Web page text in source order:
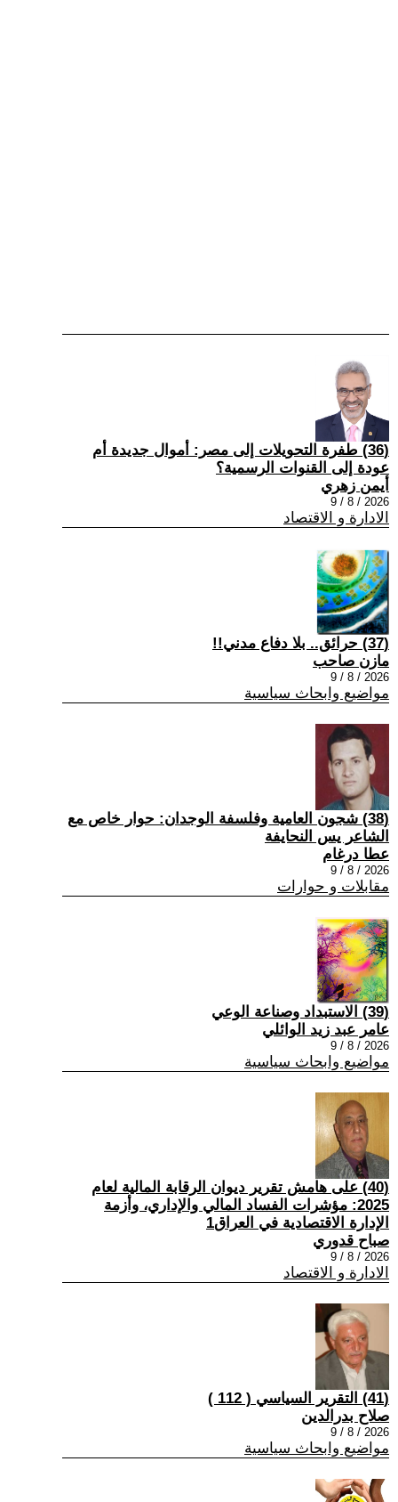
(36) طفرة التحويلات إلى مصر: أموال جديدة أم
عودة إلى القنوات الرسمية؟
أيمن زهري
2026 / 8 / 9
الادارة و الاقتصاد
(37) حرائق.. بلا دفاع مدني!!
مازن صاحب
2026 / 8 / 9
مواضيع وابحاث سياسية
(38) شجون العامية وفلسفة الوجدان: حوار خاص مع
الشاعر يس النحايفة
عطا درغام
2026 / 8 / 9
مقابلات و حوارات
(39) الاستبداد وصناعة الوعي
عامر عبد زيد الوائلي
2026 / 8 / 9
مواضيع وابحاث سياسية
(40) على هامش تقرير ديوان الرقابة المالية لعام
2025: مؤشرات الفساد المالي والإداري، وأزمة
الإدارة الاقتصادية في العراق1
صباح قدوري
2026 / 8 / 9
الادارة و الاقتصاد
(41) التقرير السياسي ( 112 )
صلاح بدرالدين
2026 / 8 / 9
مواضيع وابحاث سياسية